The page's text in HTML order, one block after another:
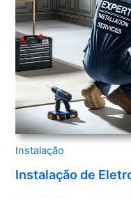
Instalação
Instalação de